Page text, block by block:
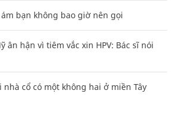
bạn không bao giờ nên gọi
ân hận vì tiêm vắc xin HPV: Bác sĩ nói
cổ có một không hai ở miền Tây